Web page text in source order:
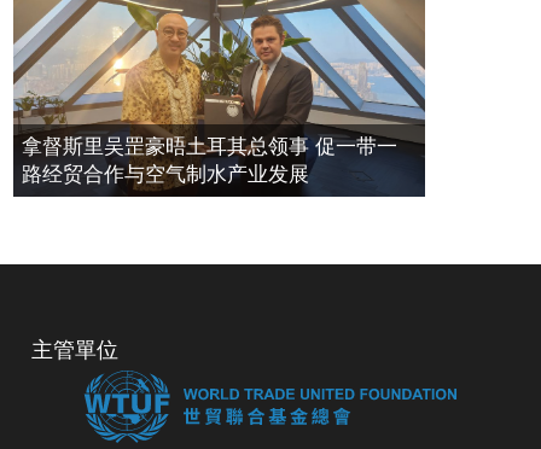
拿督斯里吴罡豪晤土耳其总领事 促一带一
路经贸合作与空气制水产业发展
主管單位